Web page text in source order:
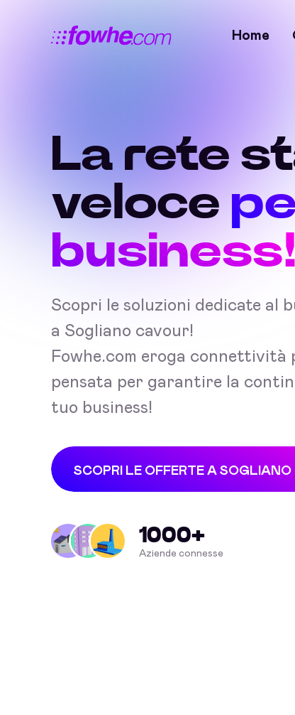
Home
La rete
veloce
business!
Scopri le soluzioni dedicate al
a Sogliano cavour!
Fowhe.com eroga connettività
pensata per garantire la
tuo business!
SCOPRI LE OFFERTE A SOGLIANO
1000+
Aziende connesse